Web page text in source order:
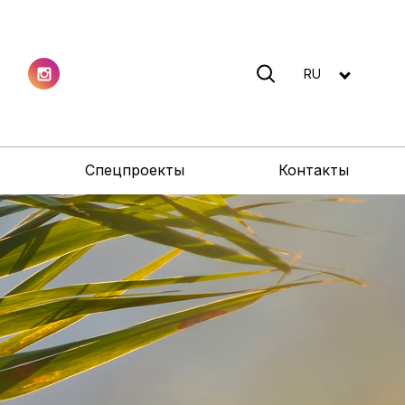
RU
Спецпроекты Контакты